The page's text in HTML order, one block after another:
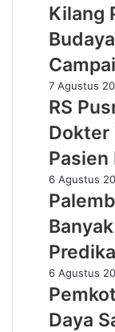
Pit
Stop
Part
II
2026,
Kilang
Plaju
Tanamkan
Budaya
HSSE
Melalui
Safety
Campaign
Kilang
RS
Pusri
Resmi
Pecat
”
Dokter
Tamara
yang
Nyinyiri
Pasien
BPJS
7 Agustus
RS
Dokter
Pasien
Palembang
Targetkan
Lebih
Banyak
Sekolah
Raih
Predikat
Adiwiyata
6 Agustus
Pemkot
Palembang
Perkuat
Daya
6 Agustus
Daya